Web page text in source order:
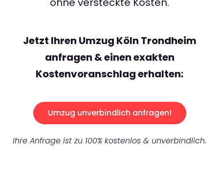
Jetzt Ihren Umzug Köln Trondheim
anfragen & einen exakten
Kostenvoranschlag erhalten:
Umzug unverbindlich anfragen!
Ihre Anfrage ist zu 100% kostenlos & unverbindlich.